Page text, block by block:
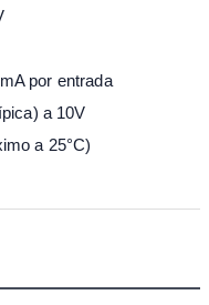
por entrada
a 10V
a 25°C)